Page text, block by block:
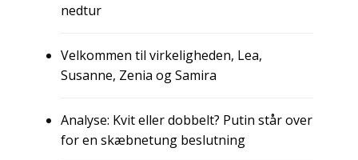
nedtur
Velkommen til virkeligheden, Lea,
Susanne, Zenia og Samira
Analyse: Kvit eller dobbelt? Putin står over
for en skæbnetung beslutning